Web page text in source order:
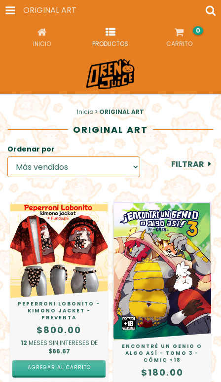
ORIGINAL ART
INICIO PRODUCTOS CARRITO
0
Inicio>ORIGINAL ART
ORIGINAL ART
Ordenar por
FILTRAR
PEPERRONI LOBONITO -
KIMONO JACKET -
PREVENTA
$800.00
12 MESES SIN INTERESES DE
$66.67
AGREGAR AL CARRITO
ENCONTRÉ UN GENIO O
ALGO ASÍ - TOMO 3 -
CÓMIC +18
$180.00